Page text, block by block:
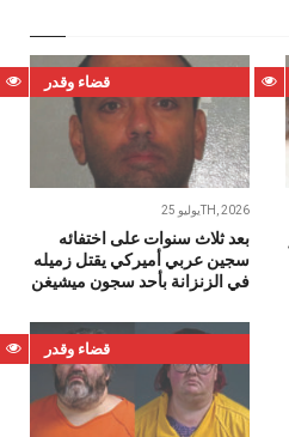
قضاء وقدر
يوليو 25TH, 2026
بعد ثلاث سنوات على اختفائه
سجين عربي أميركي يقتل زميله
في الزنزانة بأحد سجون ميشيغن
قضاء وقدر